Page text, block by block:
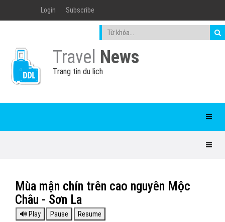
Login Subscribe
Travel News
Trang tin du lịch
Mùa mận chín trên cao nguyên Mộc
Châu - Sơn La